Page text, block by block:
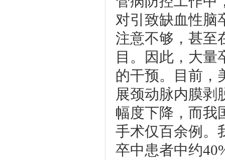
对引致缺血性脑
注意不够，甚至
目。因此，大量
的干预。目前，
展颈动脉内膜剥
幅度下降，而我
手术仅百余例。
卒中患者中约